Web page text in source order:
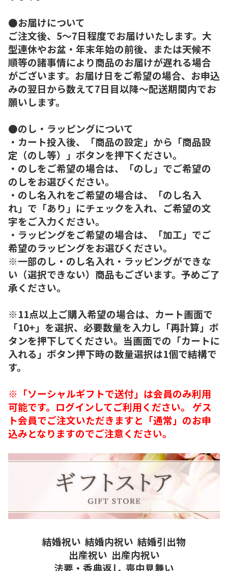
●お届けについて
ご注文後、5～7日程度でお届けいたします。大
型連休やお盆・年末年始の前後、または天候不
順等の諸事情により商品のお届けが遅れる場合
がございます。お届け日をご希望の場合、お申込
みの翌日から数えて7日目以降～配送期間内でお
願いします。
●のし・ラッピングについて
・カート投入後、「商品の設定」から「商品設
定（のし等）」ボタンを押下ください。
・のしをご希望の場合は、「のし」でご希望の
のしをお選びください。
・のし名入れをご希望の場合は、「のし名入
れ」で「あり」にチェックを入れ、ご希望の文
字をご入力ください。
・ラッピングをご希望の場合は、「加工」でご
希望のラッピングをお選びください。
※一部のし・のし名入れ・ラッピングができな
い（選択できない）商品もございます。予めご了
承ください。
※11点以上ご購入希望の場合は、カート画面で
「10+」を選択、必要数量を入力し「再計算」ボ
タンを押下してください。当画面での「カートに
入れる」ボタン押下時の数量選択は1個で結構で
す。
※「ソーシャルギフトで送付」は会員のみ利用
可能です。ログインしてご利用ください。 ゲス
ト会員でご注文いただきますと「通常」のお申
込みとなりますのでご注意ください。
結婚祝い 結婚内祝い 結婚引出物
出産祝い 出産内祝い
法要・香典返し 喪中見舞い